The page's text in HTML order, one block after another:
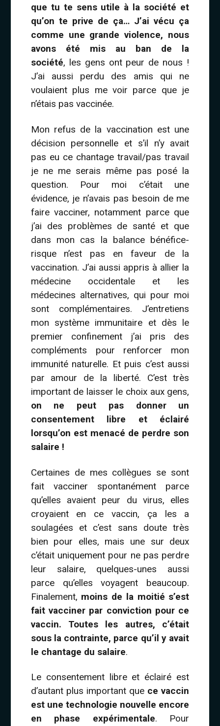
que tu te sens utile à la société et
qu’on te prive de ça… J’ai vécu ça
comme une grande violence, nous
avons été mis au ban de la
société, les gens ont peur de nous !
J’ai aussi perdu des amis qui ne
voulaient plus me voir parce que je
n’étais pas vaccinée.
Mon refus de la vaccination est une
décision personnelle et s’il n’y avait
pas eu ce chantage travail/pas travail
je ne me serais même pas posé la
question. Pour moi c’était une
évidence, je n’avais pas besoin de me
faire vacciner, notamment parce que
j’ai des problèmes de santé et que
dans mon cas la balance bénéfice-
risque n’est pas en faveur de la
vaccination. J’ai aussi appris à allier la
médecine occidentale et les
médecines alternatives, qui pour moi
sont complémentaires. J’entretiens
mon système immunitaire et dès le
premier confinement j’ai pris des
compléments pour renforcer mon
immunité naturelle. Et puis c’est aussi
par amour de la liberté. C’est très
important de laisser le choix aux gens,
on ne peut pas donner un
consentement libre et éclairé
lorsqu’on est menacé de perdre son
salaire !
Certaines de mes collègues se sont
fait vacciner spontanément parce
qu’elles avaient peur du virus, elles
croyaient en ce vaccin, ça les a
soulagées et c’est sans doute très
bien pour elles, mais une sur deux
c’était uniquement pour ne pas perdre
leur salaire, quelques-unes aussi
parce qu’elles voyagent beaucoup.
Finalement, moins de la moitié s’est
fait vacciner par conviction pour ce
vaccin. Toutes les autres, c’était
sous la contrainte, parce qu’il y avait
le chantage du salaire.
Le consentement libre et éclairé est
d’autant plus important que ce vaccin
est une technologie nouvelle encore
en phase expérimentale. Pour